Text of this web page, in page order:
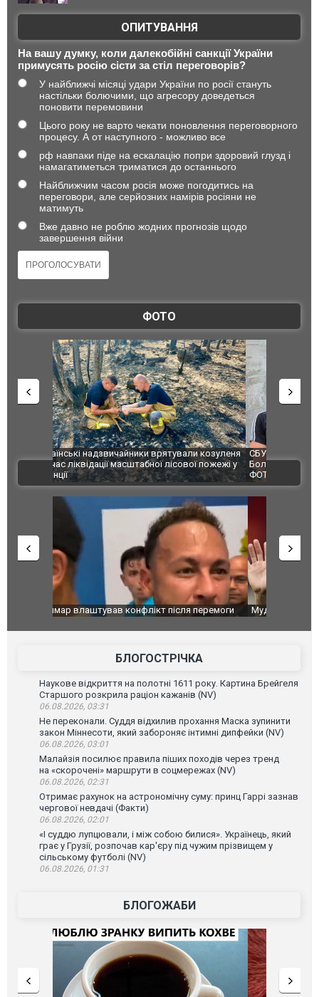
ОПИТУВАННЯ
На вашу думку, коли далекобійні санкції України
примусять росію сісти за стіл переговорів?
У найближчі місяці удари України по росії стануть
настільки болючими, що агресору доведеться
поновити перемовини
Цього року не варто чекати поновлення переговорного
процесу. А от наступного - можливо все
рф навпаки піде на ескалацію попри здоровий глузд і
намагатиметься триматися до останнього
Найближчим часом росія може погодитись на
переговори, але серйозних намірів росіяни не
матимуть
Вже давно не роблю жодних прогнозів щодо
завершення війни
ФОТО
пожежі у
СБУ за сприяння Нацполіції та правоохоронців
Болгарії затримала міжнародного наркобарона.
ФОТО
Росіяни
одна
ВІДЕО
Мудрик провів перший матч за "Челсі" після
під час
Франції
БЛОГОСТРІЧКА
Наукове відкриття на полотні 1611 року. Картина Брейгеля
Старшого розкрила раціон кажанів (NV)
06.08.2026, 03:31
Не переконали. Суддя відхилив прохання Маска зупинити
закон Міннесоти, який забороняє інтимні дипфейки (NV)
06.08.2026, 03:01
Малайзія посилює правила піших походів через тренд
на «скорочені» маршрути в соцмережах (NV)
06.08.2026, 02:31
Отримає рахунок на астрономічну суму: принц Гаррі зазнав
чергової невдачі (Факти)
06.08.2026, 02:01
«І суддю лупцювали, і між собою билися». Українець, який
грає у Грузії, розпочав кар'єру під чужим прізвищем у
сільському футболі (NV)
06.08.2026, 01:31
БЛОГОЖАБИ